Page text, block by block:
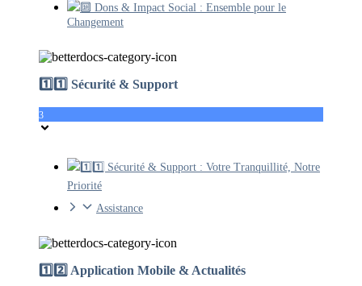
🔟 Dons & Impact Social : Ensemble pour le
Changement
1️⃣1️⃣ Sécurité & Support
3
1️⃣1️⃣ Sécurité & Support : Votre Tranquillité, Notre
Priorité
Assistance
1️⃣2️⃣ Application Mobile & Actualités